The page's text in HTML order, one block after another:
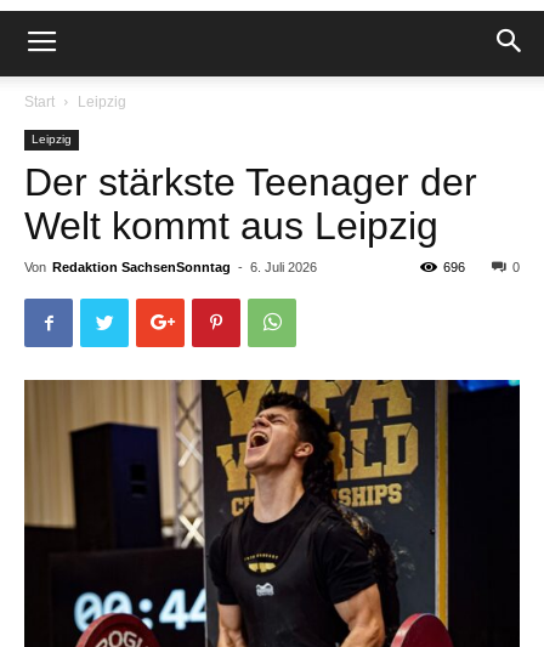
Start Leipzig
Leipzig
Der stärkste Teenager der
Welt kommt aus Leipzig
Von Redaktion SachsenSonntag - 6. Juli 2026 0
696